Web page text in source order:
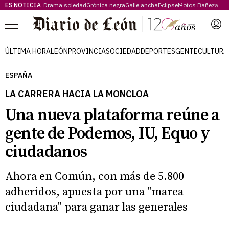
ES NOTICIA Drama soledadCrónica negraCalle anchaEclipseMotos Bañeza
Menú
ÚLTIMA HORALEÓNPROVINCIASOCIEDADDEPORTESGENTECULTURA
ESPAÑA
LA CARRERA HACIA LA MONCLOA
Una nueva plataforma reúne a
gente de Podemos, IU, Equo y
ciudadanos
Ahora en Común, con más de 5.800
adheridos, apuesta por una "marea
ciudadana" para ganar las generales